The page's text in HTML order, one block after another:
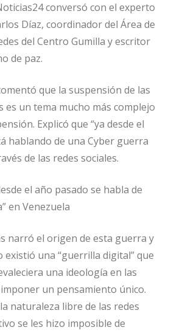
conversó con el experto
Díaz, coordinador del Área de
del Centro Gumilla y escritor
de paz.
que la suspensión de las
es un tema mucho más complejo
Explicó que “ya desde el
hablando de una Cyber guerra
de las redes sociales.
el año pasado se habla de
en Venezuela
narró el origen de esta guerra y
una “guerrilla digital” que
una ideología en las
un pensamiento único.
naturaleza libre de las redes
se les hizo imposible de